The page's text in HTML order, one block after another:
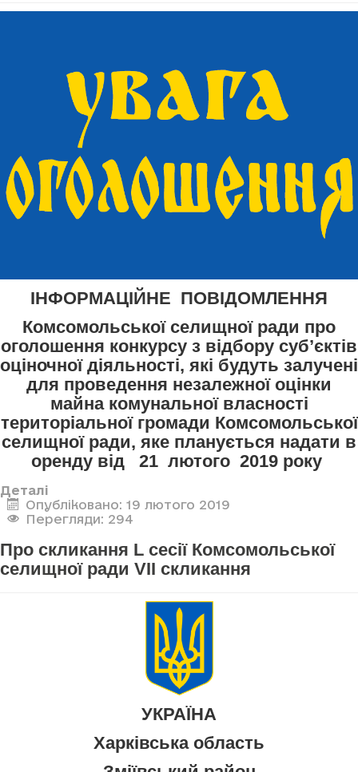
ІНФОРМАЦІЙНЕ ПОВІДОМЛЕННЯ
Комсомольської селищної ради про
оголошення конкурсу з відбору суб’єктів
оціночної діяльності, які будуть залучені
для проведення незалежної оцінки
майна комунальної власності
територіальної громади Комсомольської
селищної ради, яке планується надати в
оренду від 21 лютого 2019 року
Деталі
Опубліковано: 19 лютого 2019
Перегляди: 294
Про скликання L сесії Комсомольської
селищної ради VII скликання
УКРАЇНА
Харківська область